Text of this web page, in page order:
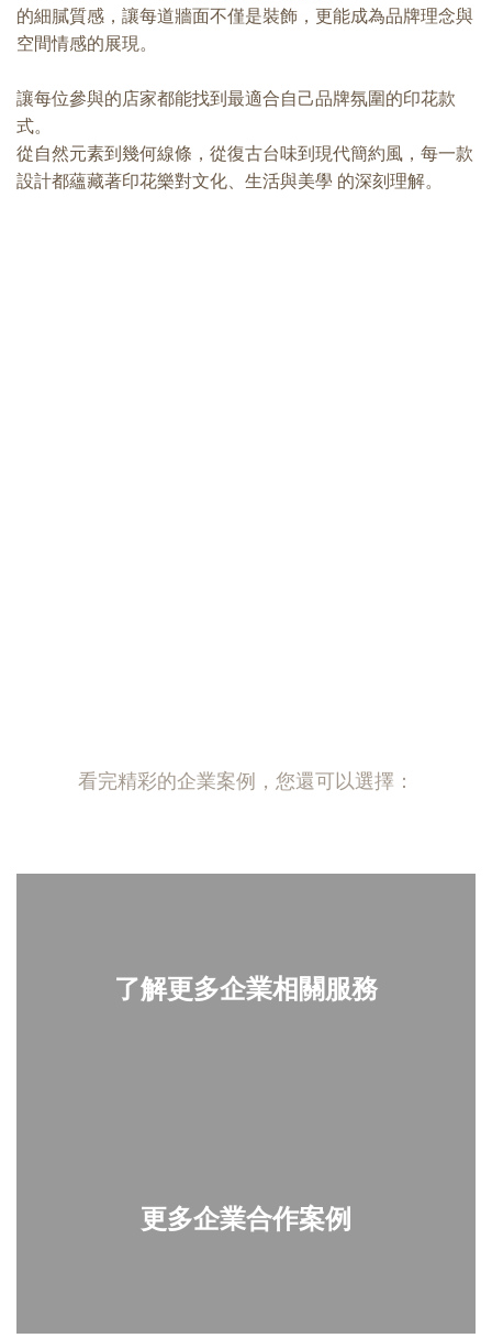
的細膩質感，讓每道牆面不僅是裝飾，更能成為品牌理念與
空間情感的展現。
讓每位參與的店家都能找到最適合自己品牌氛圍的印花款
式。
從自然元素到幾何線條，從復古台味到現代簡約風，每一款
設計都蘊藏著印花樂對文化、生活與美學 的深刻理解。
看完精彩的企業案例，您還可以選擇：
了解更多企業相關服務
更多企業合作案例